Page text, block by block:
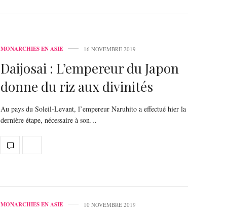
MONARCHIES EN ASIE 16 NOVEMBRE 2019
Daijosai : L’empereur du Japon
donne du riz aux divinités
Au pays du Soleil-Levant, l’empereur Naruhito a effectué hier la
dernière étape, nécessaire à son…
MONARCHIES EN ASIE 10 NOVEMBRE 2019